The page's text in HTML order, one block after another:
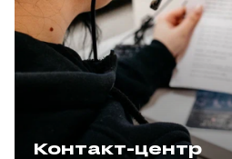
Контакт-центр